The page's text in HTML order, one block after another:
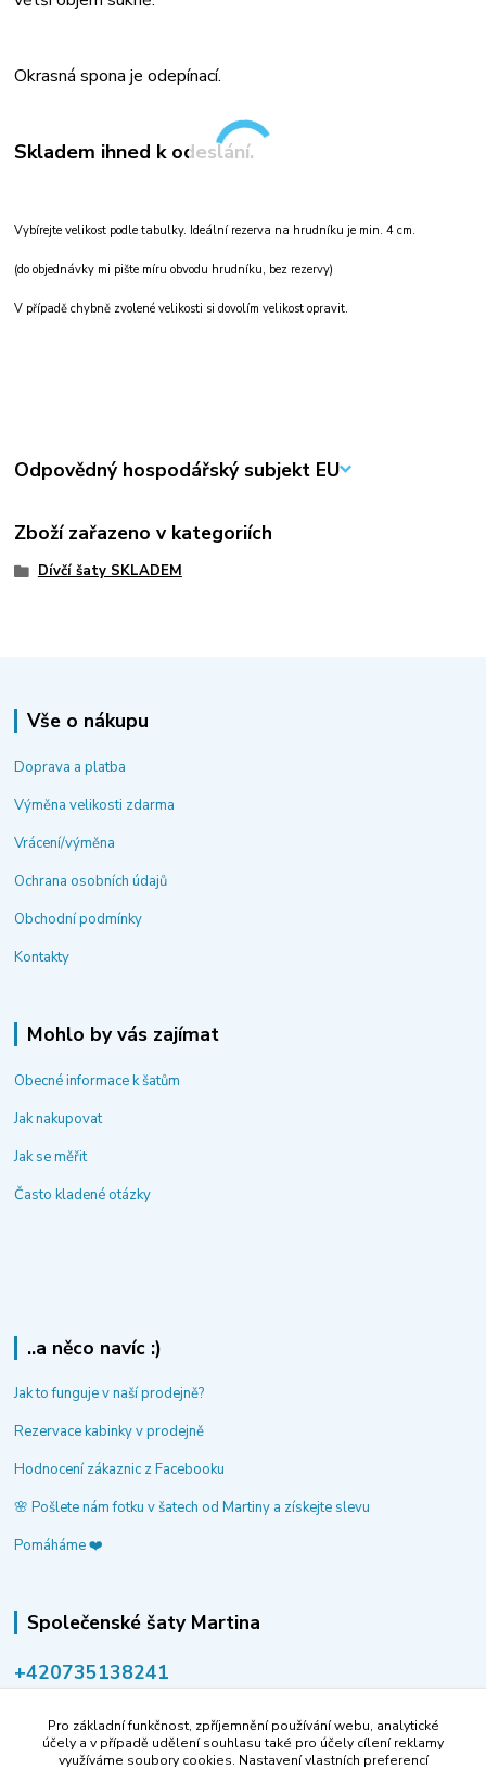
Okrasná spona je odepínací.
Skladem ihned k odeslání.
Vybírejte velikost podle tabulky. Ideální rezerva na hrudníku je min. 4 cm.
(do objednávky mi pište míru obvodu hrudníku, bez rezervy)
V případě chybně zvolené velikosti si dovolím velikost opravit.
Odpovědný hospodářský subjekt EU
Zboží zařazeno v kategoriích
Dívčí šaty SKLADEM
Vše o nákupu
Doprava a platba
Výměna velikosti zdarma
Vrácení/výměna
Ochrana osobních údajů
Obchodní podmínky
Kontakty
Mohlo by vás zajímat
Obecné informace k šatům
Jak nakupovat
Jak se měřit
Často kladené otázky
..a něco navíc :)
Jak to funguje v naší prodejně?
Rezervace kabinky v prodejně
Hodnocení zákaznic z Facebooku
🌸 Pošlete nám fotku v šatech od Martiny a získejte slevu
Pomáháme ❤️
Společenské šaty Martina
‭+420735138241
info@spolecenske-saty-martina.cz
Pro základní funkčnost, zpříjemnění používání webu, analytické
účely a v případě udělení souhlasu také pro účely cílení reklamy
využíváme soubory cookies. Nastavení vlastních preferencí